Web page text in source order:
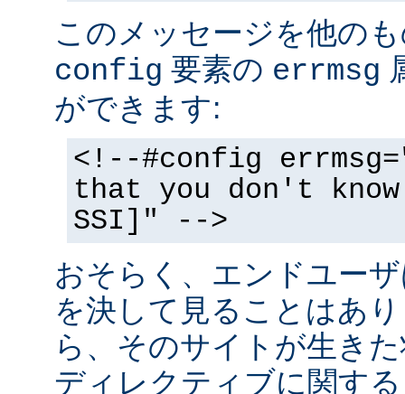
このメッセージを他の
config 要素の errmsg
ができます:
<!--#config
that you don't
SSI]" -->
おそらく、エンドユー
を決して見ることはあ
ら、そのサイトが生き
ディレクティブに関す